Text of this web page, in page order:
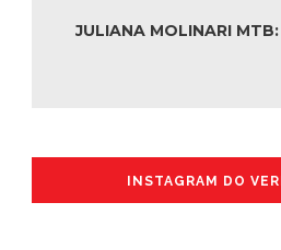
JULIANA MOLINARI
INSTAGRAM DO